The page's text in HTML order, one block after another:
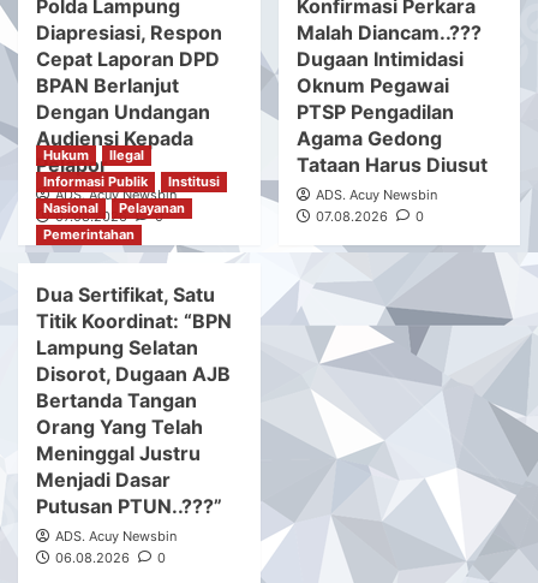
Polda Lampung
Diapresiasi, Respon
Cepat Laporan DPD
BPAN Berlanjut
Dengan Undangan
Audiensi Kepada
Pelapor
ADS. Acuy Newsbin
07.08.2026
0
Konfirmasi Perkara
Malah Diancam..???
Dugaan Intimidasi
Oknum Pegawai
PTSP Pengadilan
Agama Gedong
Tataan Harus Diusut
ADS. Acuy Newsbin
07.08.2026
0
Hukum
Ilegal
Informasi Publik
Institusi
Nasional
Pelayanan
Pemerintahan
Dua Sertifikat, Satu
Titik Koordinat: “BPN
Lampung Selatan
Disorot, Dugaan AJB
Bertanda Tangan
Orang Yang Telah
Meninggal Justru
Menjadi Dasar
Putusan PTUN..???”
ADS. Acuy Newsbin
06.08.2026
0